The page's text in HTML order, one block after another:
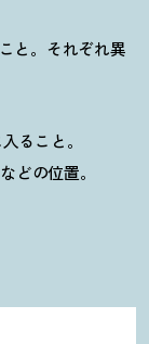
と。それぞれ異
ること。
どの位置。